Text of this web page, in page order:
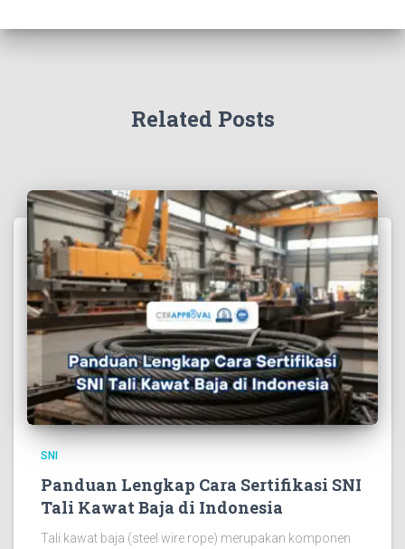
Related Posts
SNI
Panduan Lengkap Cara Sertifikasi SNI
Tali Kawat Baja di Indonesia
Tali kawat baja (steel wire rope) merupakan komponen